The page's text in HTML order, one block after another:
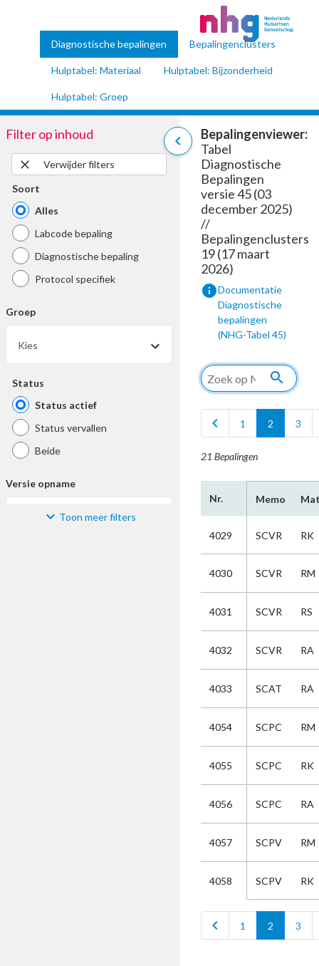
Diagnostische bepalingen Bepalingenclusters
Hulptabel: Materiaal Hulptabel: Bijzonderheid
Hulptabel: Groep
chevron_left
Filter op inhoud
close
Verwijder filters
Soort
Alles
Labcode bepaling
Diagnostische bepaling
Protocol specifiek
Groep
Kies
Status
Status actief
Status vervallen
Beide
Versie opname
Toon meer filters
Bepalingenviewer:
Tabel
Diagnostische
Bepalingen
versie 45 (03
december 2025)
//
Bepalingenclusters
19 (17 maart
2026)
infoDocumentatie
Diagnostische
bepalingen
(NHG-Tabel 45)
search
chevron_left 1 2 3
21 Bepalingen
Nr. Memo
4029 SCVR RK
4030 SCVR RM
4031 SCVR RS
4032 SCVR RA
4033 SCAT RA
4054 SCPC RM
4055 SCPC RK
4056 SCPC RA
4057 SCPV RM
4058 SCPV RK
chevron_left 1 2 3